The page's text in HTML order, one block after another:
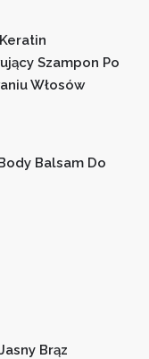
Szampon Po
Włosów
Balsam Do
Brąz